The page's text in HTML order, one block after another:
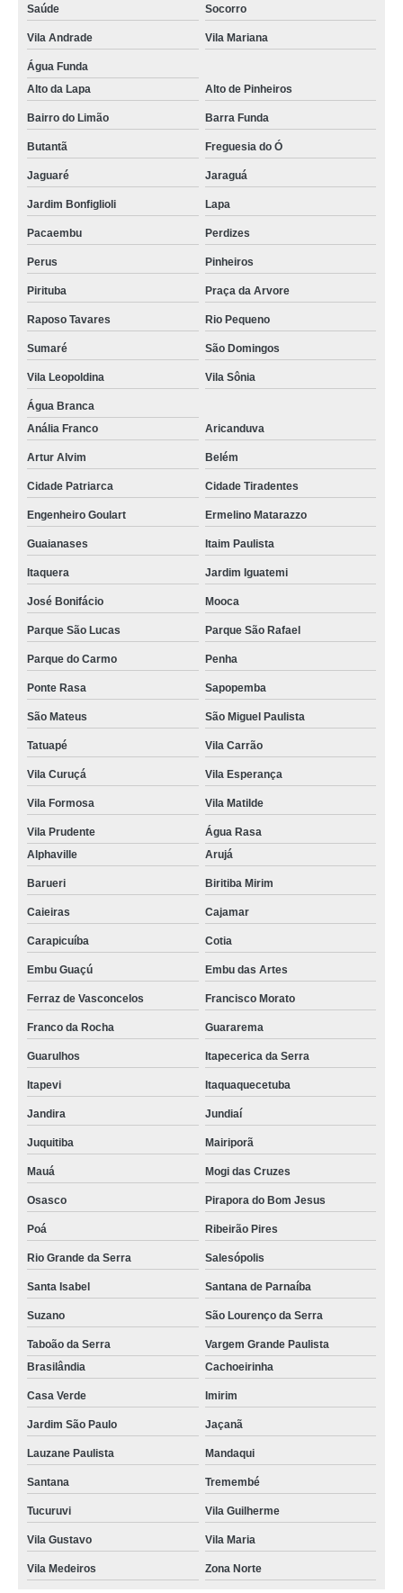
Saúde Socorro
Vila Andrade Vila Mariana
Água Funda
Alto da Lapa
Alto de Pinheiros
Bairro do Limão Barra Funda
Butantã Freguesia do Ó
Jaguaré Jaraguá
Jardim Bonfiglioli Lapa
Pacaembu Perdizes
Perus Pinheiros
Pirituba Praça da Arvore
Raposo Tavares Rio Pequeno
Sumaré São Domingos
Vila Leopoldina Vila Sônia
Água Branca
Anália Franco
Aricanduva
Artur Alvim Belém
Cidade Patriarca Cidade Tiradentes
Engenheiro Goulart Ermelino Matarazzo
Guaianases Itaim Paulista
Itaquera Jardim Iguatemi
José Bonifácio Mooca
Parque São Lucas Parque São Rafael
Parque do Carmo Penha
Ponte Rasa Sapopemba
São Mateus São Miguel Paulista
Tatuapé Vila Carrão
Vila Curuçá Vila Esperança
Vila Formosa Vila Matilde
Vila Prudente
Água Rasa
Alphaville
Arujá
Barueri Biritiba Mirim
Caieiras Cajamar
Carapicuíba Cotia
Embu Guaçú Embu das Artes
Ferraz de Vasconcelos Francisco Morato
Franco da Rocha Guararema
Guarulhos Itapecerica da Serra
Itapevi Itaquaquecetuba
Jandira Jundiaí
Juquitiba Mairiporã
Mauá Mogi das Cruzes
Osasco Pirapora do Bom Jesus
Poá Ribeirão Pires
Rio Grande da Serra Salesópolis
Santa Isabel Santana de Parnaíba
Suzano São Lourenço da Serra
Taboão da Serra
Vargem Grande Paulista
Brasilândia
Cachoeirinha
Casa Verde Imirim
Jardim São Paulo Jaçanã
Lauzane Paulista Mandaqui
Santana Tremembé
Tucuruvi Vila Guilherme
Vila Gustavo Vila Maria
Vila Medeiros Zona Norte